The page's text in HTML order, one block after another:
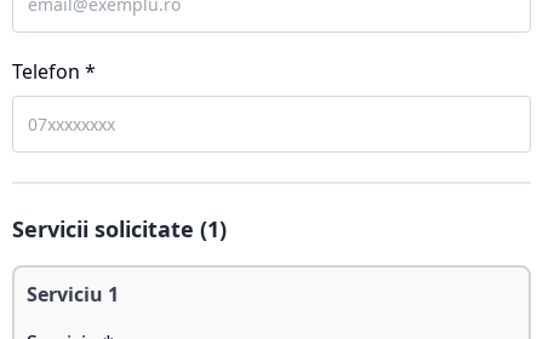
Telefon *
Servicii solicitate (1)
Serviciu 1